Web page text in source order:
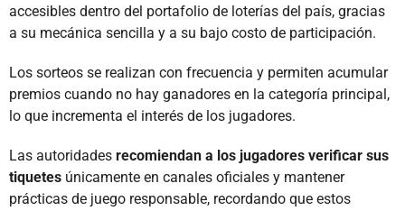
accesibles dentro del portafolio de loterías del país, gracias
a su mecánica sencilla y a su bajo costo de participación.
Los sorteos se realizan con frecuencia y permiten acumular
premios cuando no hay ganadores en la categoría principal,
lo que incrementa el interés de los jugadores.
Las autoridades recomiendan a los jugadores verificar sus
tiquetes únicamente en canales oficiales y mantener
prácticas de juego responsable, recordando que estos